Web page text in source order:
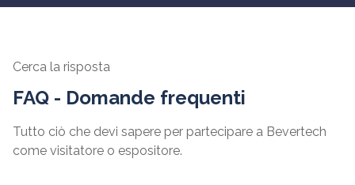
Cerca la risposta
FAQ - Domande frequenti
Tutto ciò che devi sapere per partecipare a Bevertech
come visitatore o espositore.